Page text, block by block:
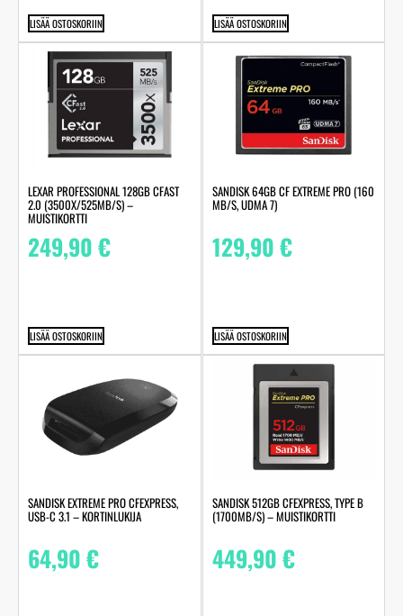
LISÄÄ OSTOSKORIIN LISÄÄ OSTOSKORIIN
LEXAR PROFESSIONAL 128GB CFAST
2.0 (3500X/525MB/S) –
MUISTIKORTTI
249,90€
LISÄÄ OSTOSKORIIN
SANDISK 64GB CF EXTREME PRO (160
MB/S, UDMA 7)
129,90€
LISÄÄ OSTOSKORIIN
SANDISK EXTREME PRO CFEXPRESS,
USB-C 3.1 – KORTINLUKIJA
64,90€
SANDISK 512GB CFEXPRESS, TYPE B
(1700MB/S) – MUISTIKORTTI
449,90€